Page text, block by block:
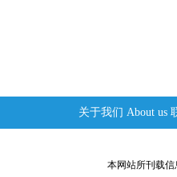
关于我们 About us
本网站所刊载